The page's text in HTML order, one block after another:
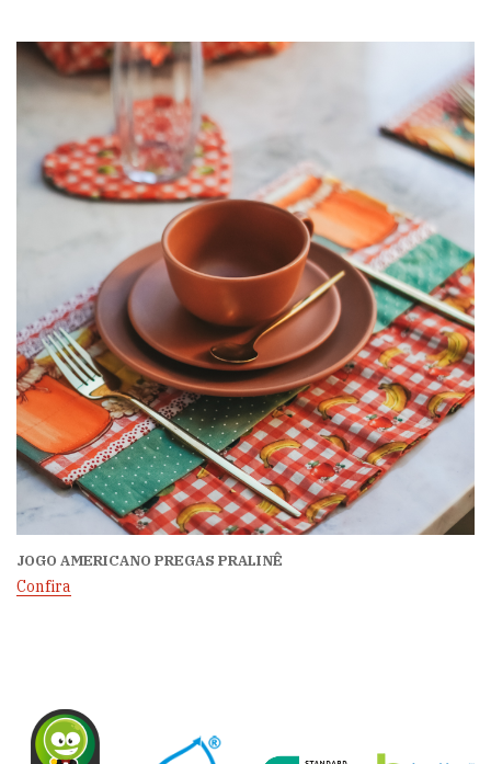
JOGO AMERICANO PREGAS PRALINÊ
Confira